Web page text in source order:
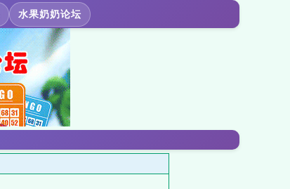
水果奶奶论坛